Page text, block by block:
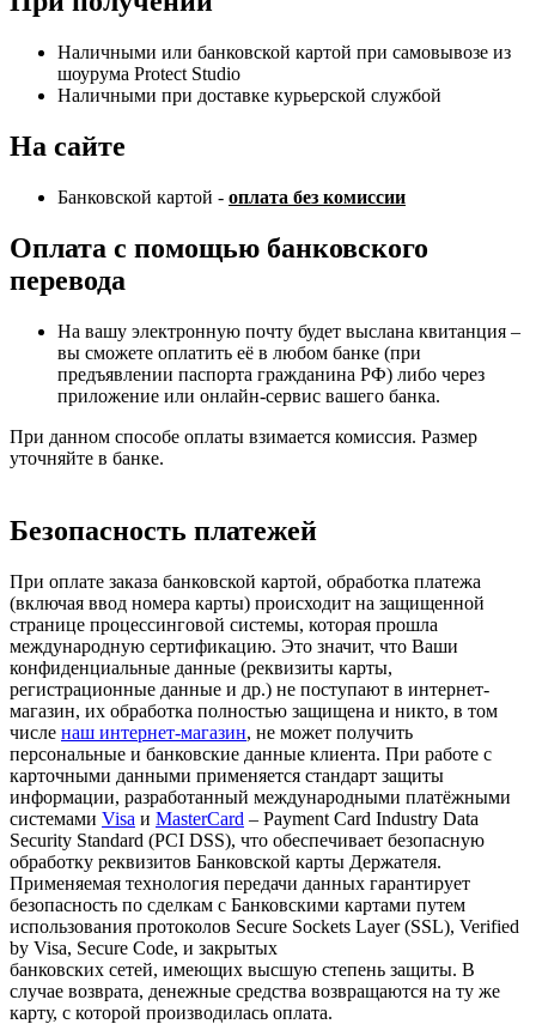
Наличными или банковской картой при самовывозе из
шоурума Protect Studio
Наличными при доставке курьерской службой
На сайте
Банковской картой - оплата без комиссии
Оплата с помощью банковского
перевода
На вашу электронную почту будет выслана квитанция –
вы сможете оплатить её в любом банке (при
предъявлении паспорта гражданина РФ) либо через
приложение или онлайн-сервис вашего банка.
При данном способе оплаты взимается комиссия. Размер
уточняйте в банке.
Безопасность платежей
При оплате заказа банковской картой, обработка платежа
(включая ввод номера карты) происходит на защищенной
странице процессинговой системы, которая прошла
международную сертификацию. Это значит, что Ваши
конфиденциальные данные (реквизиты карты,
регистрационные данные и др.) не поступают в интернет-
магазин, их обработка полностью защищена и никто, в том
числе наш интернет-магазин, не может получить
персональные и банковские данные клиента. При работе с
карточными данными применяется стандарт защиты
информации, разработанный международными платёжными
системами Visa и MasterCard – Payment Card Industry Data
Security Standard (PCI DSS), что обеспечивает безопасную
обработку реквизитов Банковской карты Держателя.
Применяемая технология передачи данных гарантирует
безопасность по сделкам с Банковскими картами путем
использования протоколов Secure Sockets Layer (SSL), Verified
by Visa, Secure Code, и закрытых
банковских сетей, имеющих высшую степень защиты. В
случае возврата, денежные средства возвращаются на ту же
карту, с которой производилась оплата.